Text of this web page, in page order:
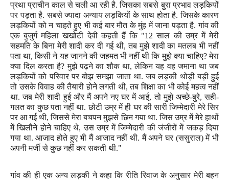
प्रथा प्राचीन काल से चली आ रही है. जिसका सबसे बुरा प्रभाव लड़कियों
पर पड़ता है. सबसे ज्यादा अन्याय लड़कियों के साथ होता है. जिसके कारण
लड़कियों को न चाहते हुए भी कई बार मौत के मुंह में जाना पड़ता है. गांव की
एक बुजुर्ग महिला खखोटी देवी कहती हैं कि "12साल की उम्र में मेरी
सहमति के बिना मेरी शादी कर दी गई थी,तब मुझे शादी का मतलब भी नहीं
पता था,किसी ने यह जानने की जहमत भी नहीं थी कि मुझे क्या चाहिए?मेरा
क्या दिल करता है?मुझे पढ़ने का शौक था,लेकिन यह वह जमाना था जब
लड़कियों को परिवार पर बोझ समझा जाता था. जब लड़की थोड़ी बड़ी हुई
तो उसके विवाह की तैयारी होने लगती थी,तब शिक्षा का भी कोई महत्व नहीं
था. जब मेरी शादी हुई और मैं अपने नए घर में आई,तो मुझे अच्छे-बुरे,सही-
गलत का कुछ पता नहीं था. छोटी उम्र में ही घर की सारी जिम्मेदारी मेरे सिर
पर आ गई थी,जिससे मेरा बचपन मुझसे छिन गया था. जिस उम्र में मेरे हाथों
में खिलौने होने चाहिए थे,उस उम्र में जिम्मेदारी की जंजीरों में जकड़ दिया
गया था. आजाद होते हुए भी मैं आजाद नहीं थी. मैं अपने घर (ससुराल) में भी
अपनी मर्जी से कुछ नहीं कर सकती थी."
गांव की ही एक अन्य लड़की ने कहा कि रीति रिवाज के अनुसार मेरी बहन